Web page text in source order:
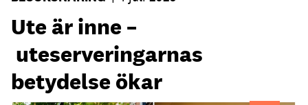
Ute är inne –
uteserveringarnas
betydelse ökar